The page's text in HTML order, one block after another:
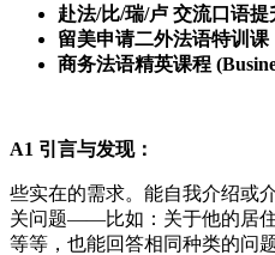
赴法/比/瑞/卢 交流口语提
留美申请二外法语特训课
商务法语精英课程
A1 引言与发现：
些实在的需求。能自我介绍或
关问题——比如：关于他的居
等等，也能回答相同种类的问